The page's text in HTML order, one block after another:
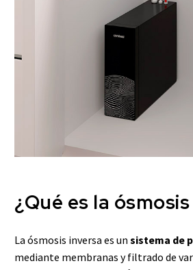
¿Qué es la
La ósmosis inversa es un sistema de
mediante membranas y filtrado de